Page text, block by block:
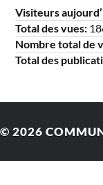
Visiteurs
Total des vues:
Nombre total de
Total des
© 2026